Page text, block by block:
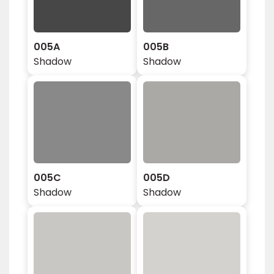
005A
Shadow
005B
Shadow
005C
Shadow
005D
Shadow